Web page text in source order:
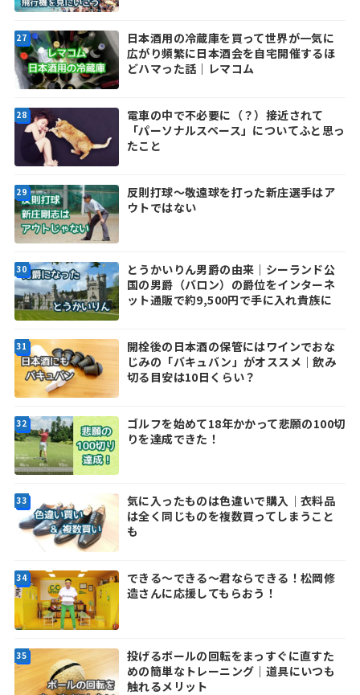
日本酒用の冷蔵庫を買って世界が一気に
広がり頻繁に日本酒会を自宅開催するほ
どハマった話｜レマコム
電車の中で不必要に（？）接近されて
「パーソナルスペース」についてふと思っ
たこと
反則打球～敬遠球を打った新庄選手はア
ウトではない
とうかいりん男爵の由来｜シーランド公
国の男爵（バロン）の爵位をインターネ
ット通販で約9,500円で手に入れ貴族に
開栓後の日本酒の保管にはワインでおな
じみの「バキュバン」がオススメ｜飲み
切る目安は10日くらい？
ゴルフを始めて18年かかって悲願の100切
りを達成できた！
気に入ったものは色違いで購入｜衣料品
は全く同じものを複数買ってしまうこと
も
できる～できる～君ならできる！松岡修
造さんに応援してもらおう！
投げるボールの回転をまっすぐに直すた
めの簡単なトレーニング｜道具にいつも
触れるメリット